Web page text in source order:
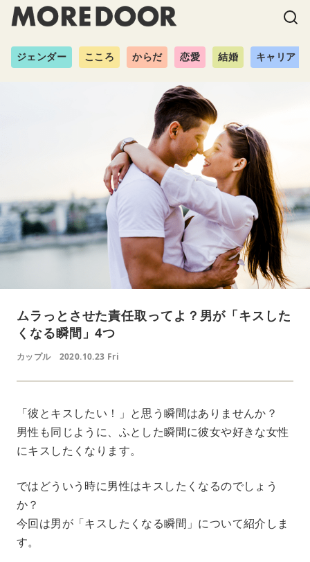
ジェンダー こころ からだ 恋愛 結婚 キャリア
ムラっとさせた責任取ってよ？男が「キスした
くなる瞬間」4つ
カップル 2020.10.23 Fri
「彼とキスしたい！」と思う瞬間はありませんか？
男性も同じように、ふとした瞬間に彼女や好きな女性
にキスしたくなります。
ではどういう時に男性はキスしたくなるのでしょう
か？
今回は男が「キスしたくなる瞬間」について紹介しま
す。